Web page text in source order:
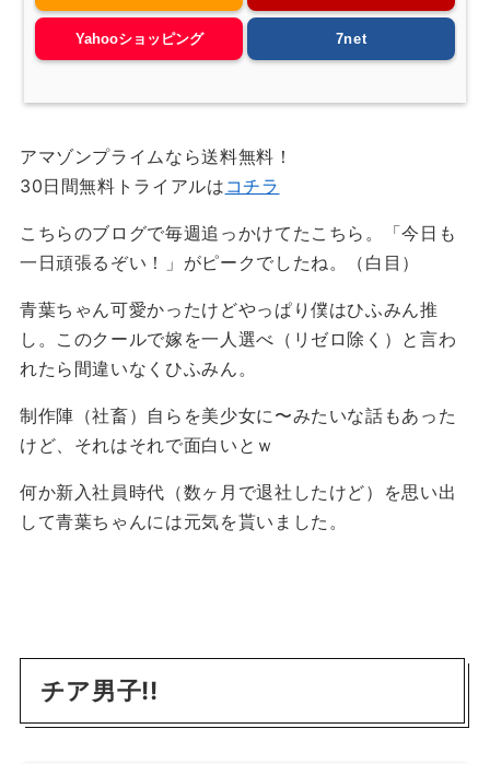
Yahooショッピング 7net
アマゾンプライムなら送料無料！
30日間無料トライアルは コチラ
こちらのブログで毎週追っかけてたこちら。「今日も
一日頑張るぞい！」がピークでしたね。（白目）
青葉ちゃん可愛かったけどやっぱり僕はひふみん推
し。このクールで嫁を一人選べ（リゼロ除く）と言わ
れたら間違いなくひふみん。
制作陣（社畜）自らを美少女に〜みたいな話もあった
けど、それはそれで面白いとｗ
何か新入社員時代（数ヶ月で退社したけど）を思い出
して青葉ちゃんには元気を貰いました。
チア男子!!